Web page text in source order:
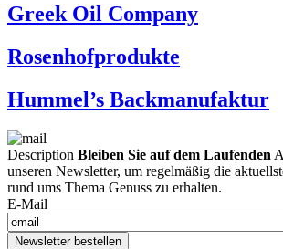
Greek Oil Company
Rosenhofprodukte
Hummel’s Backmanufaktur
Description Bleiben Sie auf dem Laufenden
unseren Newsletter, um regelmäßig die
rund ums Thema Genuss zu erhalten.
E-Mail
Newsletter bestellen